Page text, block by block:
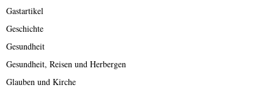
Gastartikel
Geschichte
Gesundheit
Gesundheit, Reisen und Herbergen
Glauben und Kirche